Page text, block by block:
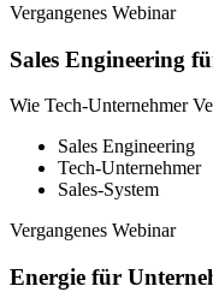
Vergangenes Webinar
Sales Engineering
Wie Tech-Unternehmer
Sales Engineering
Tech-Unternehmer
Sales-System
Vergangenes Webinar
Energie für